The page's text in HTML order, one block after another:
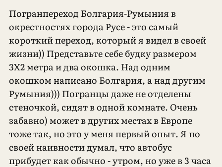
Погранпереход Болгария-Румыния в
окрестностях города Русе - это самый
короткий переход, который я видел в своей
жизни)) Представьте себе будку размером
3Х2 метра и два окошка. Над одним
окошком написано Болгария, а над другим
Румыния))) Погранцы даже не отделены
стеночкой, сидят в одной комнате. Очень
забавно) может в других местах в Европе
тоже так, но это у меня первый опыт. Я по
своей наивности думал, что автобус
прибудет как обычно - утром, но уже в 3 часа